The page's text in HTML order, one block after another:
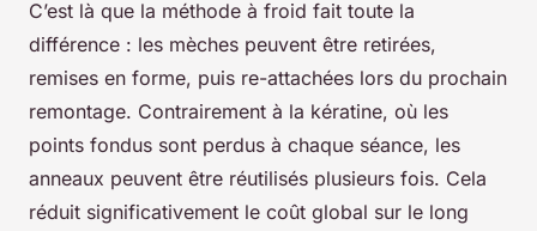
C’est là que la méthode à froid fait toute la
différence : les mèches peuvent être retirées,
remises en forme, puis re-attachées lors du prochain
remontage. Contrairement à la kératine, où les
points fondus sont perdus à chaque séance, les
anneaux peuvent être réutilisés plusieurs fois. Cela
réduit significativement le coût global sur le long